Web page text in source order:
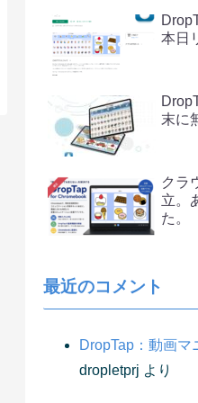
本日
末に
クラ
立。
た。
最近のコメント
DropTap：動画マ
dropletprj より